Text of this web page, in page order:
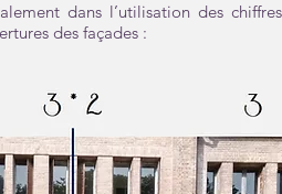
dans l’utilisation des
des façades :